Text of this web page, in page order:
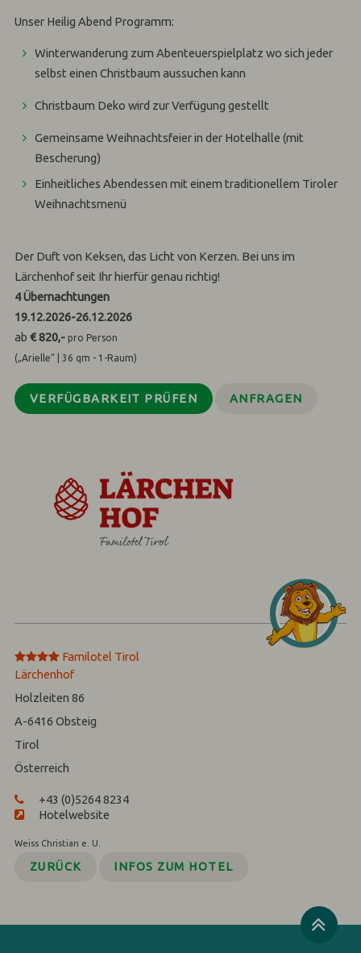
Unser Heilig Abend Programm:
Winterwanderung zum Abenteuerspielplatz wo sich jeder
selbst einen Christbaum aussuchen kann
Christbaum Deko wird zur Verfügung gestellt
Gemeinsame Weihnachtsfeier in der Hotelhalle (mit
Bescherung)
Einheitliches Abendessen mit einem traditionellem Tiroler
Weihnachtsmenü
Der Duft von Keksen, das Licht von Kerzen. Bei uns im
Lärchenhof seit Ihr hierfür genau richtig!
4Übernachtungen
19.12.2026-26.12.2026
ab€ 820,- pro Person
(„Arielle“ | 36 qm - 1-Raum)
VERFÜGBARKEIT PRÜFEN ANFRAGEN
****
Familotel Tirol
Lärchenhof
Holzleiten 86
A-6416Obsteig
Tirol
Österreich
+43 (0)5264 8234
Hotelwebsite
Weiss Christian e. U.
ZURÜCK INFOS ZUM HOTEL